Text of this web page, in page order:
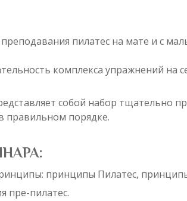
пилатес на мате и с
комплекса упражнений на
собой набор тщательно
правильном порядке.
принципы Пилатес,
пре-пилатес.